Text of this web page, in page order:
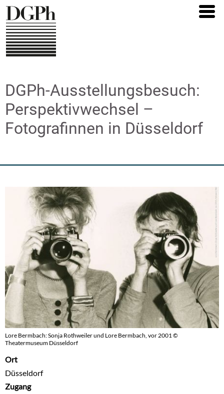
Direkt
zum
Inhalt
DGPh-Ausstellungsbesuch:
Perspektivwechsel –
Fotografinnen in Düsseldorf
Lore Bermbach: Sonja Rothweiler und Lore Bermbach, vor 2001 ©
Theatermuseum Düsseldorf
Ort
Düsseldorf
Zugang